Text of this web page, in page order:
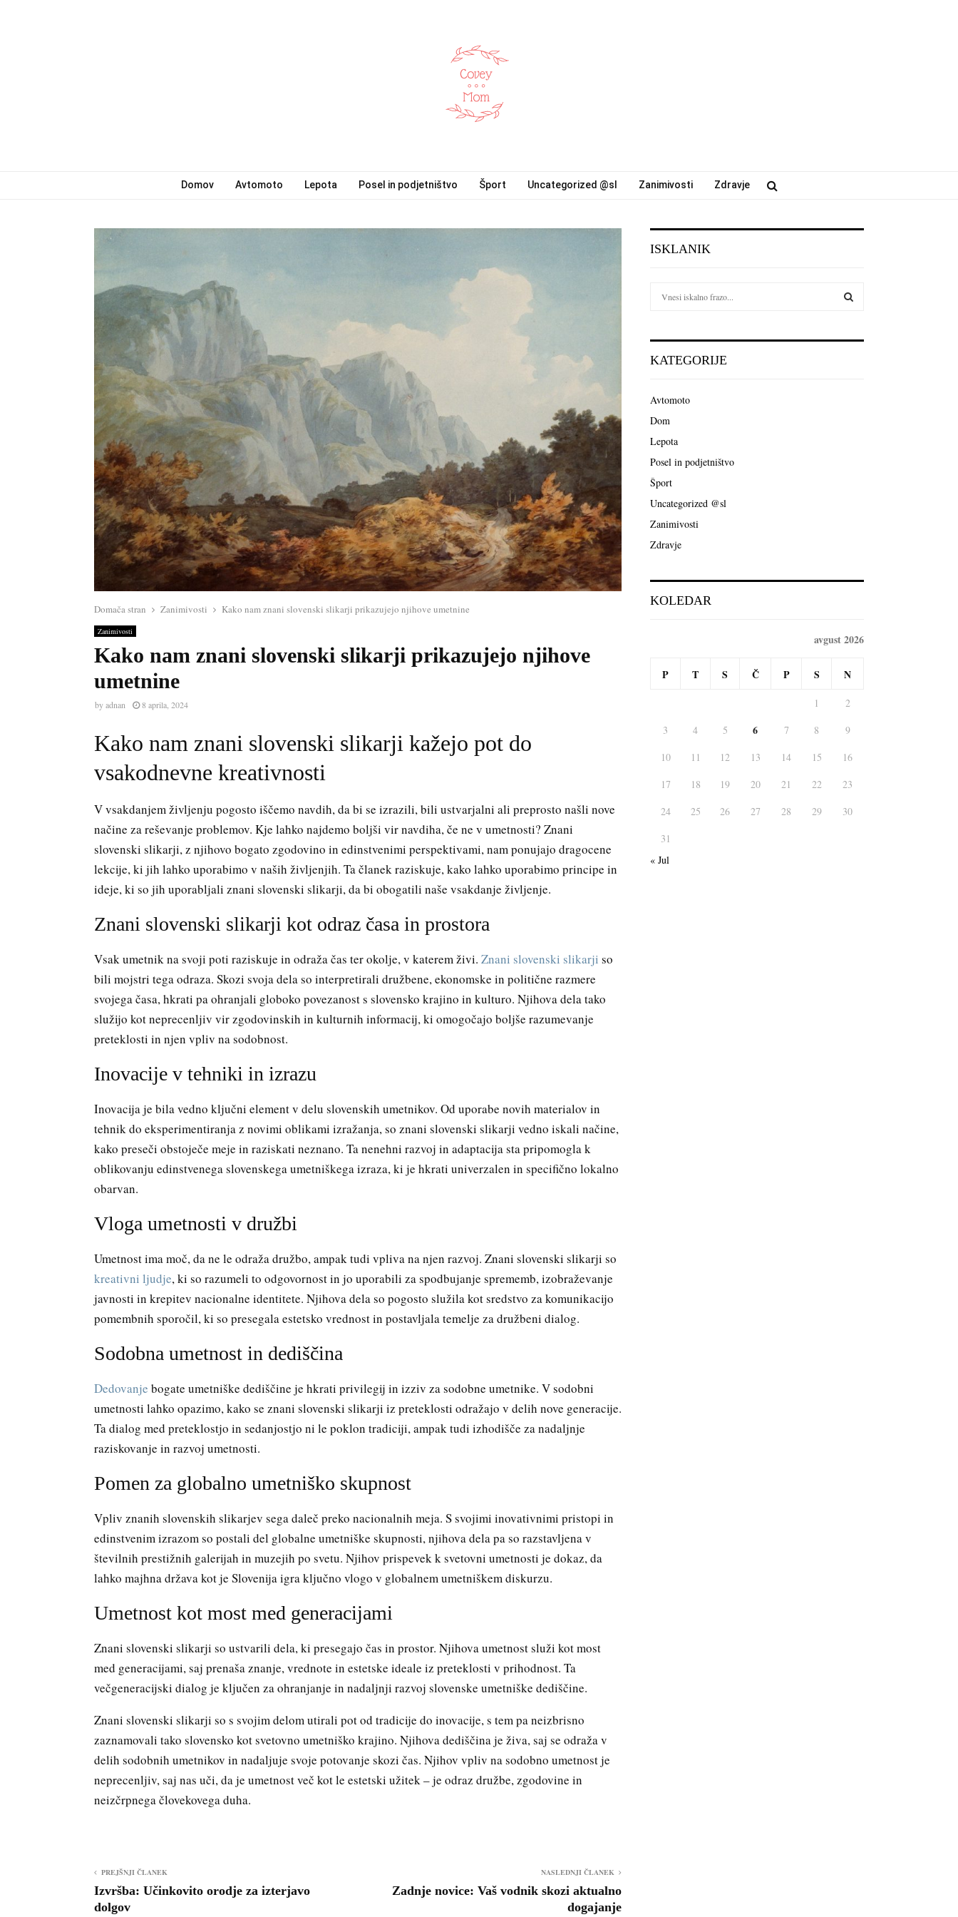
Domov Avtomoto Lepota Posel in podjetništvo Šport Uncategorized @sl Zanimivosti Zdravje
Domača stran Zanimivosti Kako nam znani slovenski slikarji prikazujejo njihove umetnine
Zanimivosti
Kako nam znani slovenski slikarji prikazujejo njihove
umetnine
byadnan 8 aprila, 2024
Kako nam znani slovenski slikarji kažejo pot do
vsakodnevne kreativnosti
V vsakdanjem življenju pogosto iščemo navdih, da bi se izrazili, bili ustvarjalni ali preprosto našli nove
načine za reševanje problemov. Kje lahko najdemo boljši vir navdiha, če ne v umetnosti? Znani
slovenski slikarji, z njihovo bogato zgodovino in edinstvenimi perspektivami, nam ponujajo dragocene
lekcije, ki jih lahko uporabimo v naših življenjih. Ta članek raziskuje, kako lahko uporabimo principe in
ideje, ki so jih uporabljali znani slovenski slikarji, da bi obogatili naše vsakdanje življenje.
Znani slovenski slikarji kot odraz časa in prostora
Vsak umetnik na svoji poti raziskuje in odraža čas ter okolje, v katerem živi. Znani slovenski slikarji so
bili mojstri tega odraza. Skozi svoja dela so interpretirali družbene, ekonomske in politične razmere
svojega časa, hkrati pa ohranjali globoko povezanost s slovensko krajino in kulturo. Njihova dela tako
služijo kot neprecenljiv vir zgodovinskih in kulturnih informacij, ki omogočajo boljše razumevanje
preteklosti in njen vpliv na sodobnost.
Inovacije v tehniki in izrazu
Inovacija je bila vedno ključni element v delu slovenskih umetnikov. Od uporabe novih materialov in
tehnik do eksperimentiranja z novimi oblikami izražanja, so znani slovenski slikarji vedno iskali načine,
kako preseči obstoječe meje in raziskati neznano. Ta nenehni razvoj in adaptacija sta pripomogla k
oblikovanju edinstvenega slovenskega umetniškega izraza, ki je hkrati univerzalen in specifično lokalno
obarvan.
Vloga umetnosti v družbi
Umetnost ima moč, da ne le odraža družbo, ampak tudi vpliva na njen razvoj. Znani slovenski slikarji so
kreativni ljudje, ki so razumeli to odgovornost in jo uporabili za spodbujanje sprememb, izobraževanje
javnosti in krepitev nacionalne identitete. Njihova dela so pogosto služila kot sredstvo za komunikacijo
pomembnih sporočil, ki so presegala estetsko vrednost in postavljala temelje za družbeni dialog.
Sodobna umetnost in dediščina
Dedovanje bogate umetniške dediščine je hkrati privilegij in izziv za sodobne umetnike. V sodobni
umetnosti lahko opazimo, kako se znani slovenski slikarji iz preteklosti odražajo v delih nove generacije.
Ta dialog med preteklostjo in sedanjostjo ni le poklon tradiciji, ampak tudi izhodišče za nadaljnje
raziskovanje in razvoj umetnosti.
Pomen za globalno umetniško skupnost
Vpliv znanih slovenskih slikarjev sega daleč preko nacionalnih meja. S svojimi inovativnimi pristopi in
edinstvenim izrazom so postali del globalne umetniške skupnosti, njihova dela pa so razstavljena v
številnih prestižnih galerijah in muzejih po svetu. Njihov prispevek k svetovni umetnosti je dokaz, da
lahko majhna država kot je Slovenija igra ključno vlogo v globalnem umetniškem diskurzu.
Umetnost kot most med generacijami
Znani slovenski slikarji so ustvarili dela, ki presegajo čas in prostor. Njihova umetnost služi kot most
med generacijami, saj prenaša znanje, vrednote in estetske ideale iz preteklosti v prihodnost. Ta
večgeneracijski dialog je ključen za ohranjanje in nadaljnji razvoj slovenske umetniške dediščine.
Znani slovenski slikarji so s svojim delom utirali pot od tradicije do inovacije, s tem pa neizbrisno
zaznamovali tako slovensko kot svetovno umetniško krajino. Njihova dediščina je živa, saj se odraža v
delih sodobnih umetnikov in nadaljuje svoje potovanje skozi čas. Njihov vpliv na sodobno umetnost je
neprecenljiv, saj nas uči, da je umetnost več kot le estetski užitek – je odraz družbe, zgodovine in
neizčrpnega človekovega duha.
PREJŠNJI ČLANEK
Izvršba: Učinkovito orodje za izterjavo
dolgov
NASLEDNJI ČLANEK
Zadnje novice: Vaš vodnik skozi aktualno
dogajanje
ISKLANIK
h
o
:
KATEGORIJE
Avtomoto
Dom
Lepota
Posel in podjetništvo
Šport
Uncategorized @sl
Zanimivosti
Zdravje
KOLEDAR
avgust 2026
P T S Č P S N
1
2
3
4 5 6 7 8
9
10
11 12 13 14 15
16
17
18 19 20 21 22
23
24
25 26 27 28 29
30
31
« Jul